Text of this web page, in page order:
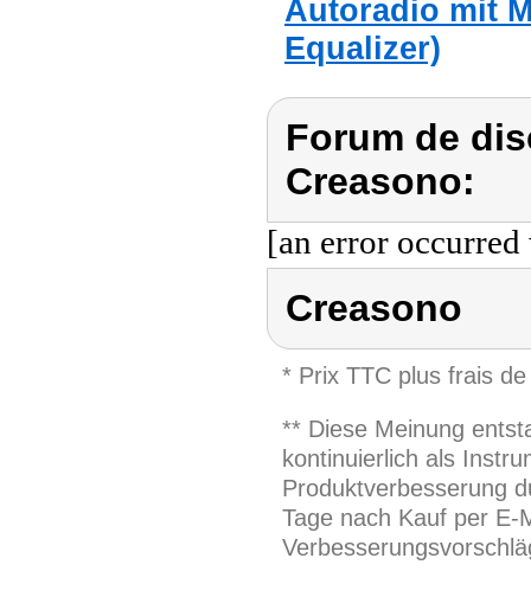
Autoradio mit
Equalizer)
Forum de
Creasono:
[an error
Creasono
* Prix TTC plus frais
** Diese Meinung
kontinuierlich als
Produktverbesserung
Tage nach Kauf per E-